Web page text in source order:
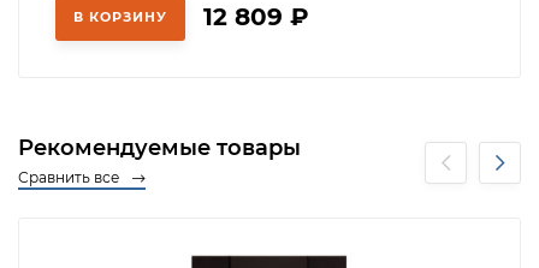
В КОРЗИНУ 12 809 ₽
Рекомендуемые товары
Сравнить все